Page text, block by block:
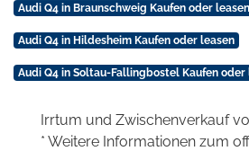
Audi Q4 in Braunschweig Kaufen oder leasen
Audi Q4 in Hildesheim Kaufen oder leasen
Audi Q4 in Soltau-Fallingbostel Kaufen oder
Irrtum und Zwischenverkauf
* Weitere Informationen zum